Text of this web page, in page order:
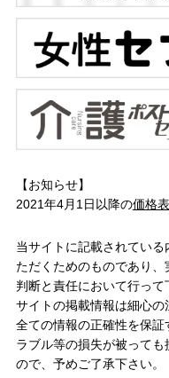
【お知らせ】
2021年4月1日以降の価格
当サイトに記載されてい
ただくためのものであり
判断と責任において行っ
サイトの掲載情報は細心
全ての情報の正確性を保
ラブル等の損失が被って
ので、予めご了承下さい。